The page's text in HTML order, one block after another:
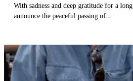
With sadness and deep gratitude for a
announce the peaceful passing of...